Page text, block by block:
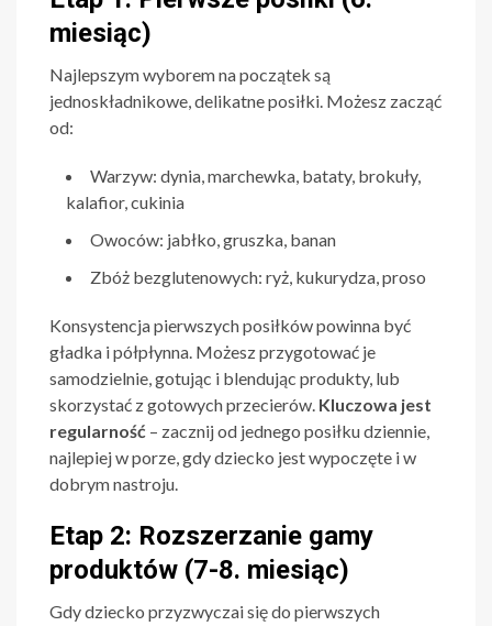
miesiąc)
Najlepszym wyborem na początek są
jednoskładnikowe, delikatne posiłki. Możesz zacząć
od:
Warzyw: dynia, marchewka, bataty, brokuły,
kalafior, cukinia
Owoców: jabłko, gruszka, banan
Zbóż bezglutenowych: ryż, kukurydza, proso
Konsystencja pierwszych posiłków powinna być
gładka i półpłynna. Możesz przygotować je
samodzielnie, gotując i blendując produkty, lub
skorzystać z gotowych przecierów. Kluczowa jest
regularność – zacznij od jednego posiłku dziennie,
najlepiej w porze, gdy dziecko jest wypoczęte i w
dobrym nastroju.
Etap 2: Rozszerzanie gamy
produktów (7-8. miesiąc)
Gdy dziecko przyzwyczai się do pierwszych